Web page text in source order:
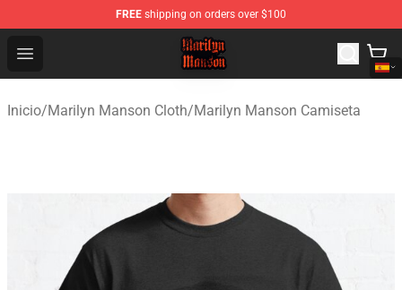
FREE shipping on orders over $100
Open menu
Marilyn Manson Shop - Official Marilyn Manson
Inicio/Marilyn Manson Cloth/Marilyn Manson Camiseta